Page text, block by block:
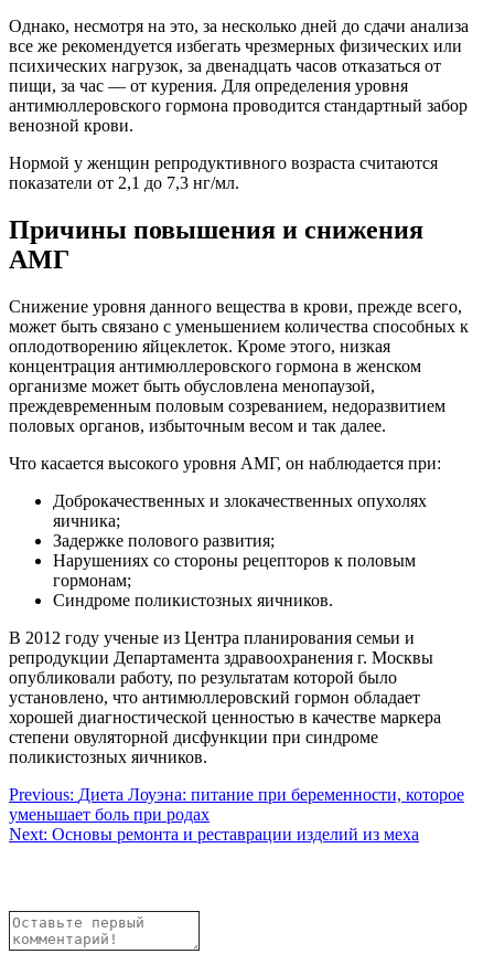
Однако, несмотря на это, за несколько дней до сдачи анализа
все же рекомендуется избегать чрезмерных физических или
психических нагрузок, за двенадцать часов отказаться от
пищи, за час — от курения. Для определения уровня
антимюллеровского гормона проводится стандартный забор
венозной крови.
Нормой у женщин репродуктивного возраста считаются
показатели от 2,1 до 7,3 нг/мл.
Причины повышения и снижения
АМГ
Снижение уровня данного вещества в крови, прежде всего,
может быть связано с уменьшением количества способных к
оплодотворению яйцеклеток. Кроме этого, низкая
концентрация антимюллеровского гормона в женском
организме может быть обусловлена менопаузой,
преждевременным половым созреванием, недоразвитием
половых органов, избыточным весом и так далее.
Что касается высокого уровня АМГ, он наблюдается при:
Доброкачественных и злокачественных опухолях
яичника;
Задержке полового развития;
Нарушениях со стороны рецепторов к половым
гормонам;
Синдроме поликистозных яичников.
В 2012 году ученые из Центра планирования семьи и
репродукции Департамента здравоохранения г. Москвы
опубликовали работу, по результатам которой было
установлено, что антимюллеровский гормон обладает
хорошей диагностической ценностью в качестве маркера
степени овуляторной дисфункции при синдроме
поликистозных яичников.
Навигация
по
Previous: Диета Лоуэна: питание при беременности, которое
уменьшает боль при родах
Next: Основы ремонта и реставрации изделий из меха